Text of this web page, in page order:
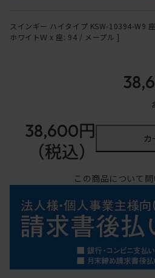
スインギー ハイタイプ KSW-10394-W9
ホワイトＷ x 座: 94 / メープル ]
38,600円
（税込）
カ
この商品について